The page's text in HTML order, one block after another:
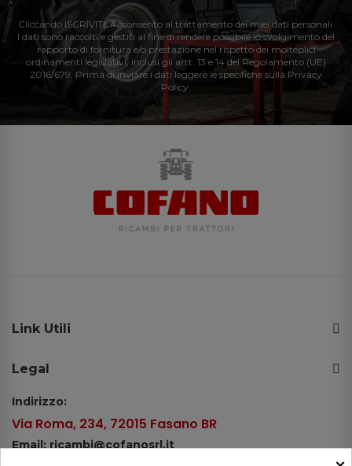
Cliccando ISCRIVITI: Acconsento al trattamento dei miei dati personali.
I dati sono raccolti e gestiti al fine di rendere possibile lo svolgimento del
rapporto di fornitura e/o prestazione nel rispetto dei molteplici
ordinamenti legislativi, inclusi gli artt. 13 e 14 del Regolamento (UE)
2016/679. Prima di inviare i dati leggere le specifiche sulla Privacy
Policy.
Link Utili
Legal
Indirizzo:
Via Roma, 234, 72015 Fasano BR
Email: ricambi@cofanosrl.it